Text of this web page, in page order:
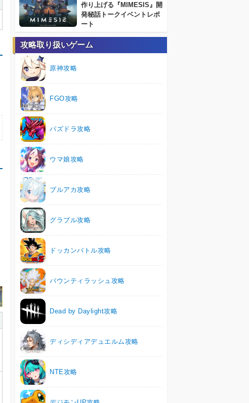
作り上げる『MIMESIS』開
発秘話トークイベントレポ
ート
攻略取り扱いゲーム
原神攻略
FGO攻略
パズドラ攻略
ウマ娘攻略
ブルアカ攻略
グラブル攻略
ドッカンバトル攻略
バウンティラッシュ攻略
Dead by Daylight攻略
ディシディアデュエルム攻略
NTE攻略